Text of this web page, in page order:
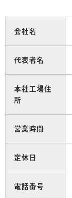
会社名
代表者名
本社工場住
所
営業時間
定休日
電話番号